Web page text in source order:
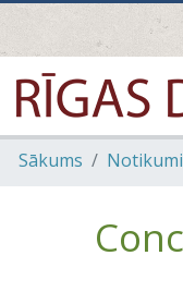
Sākums Notikumi